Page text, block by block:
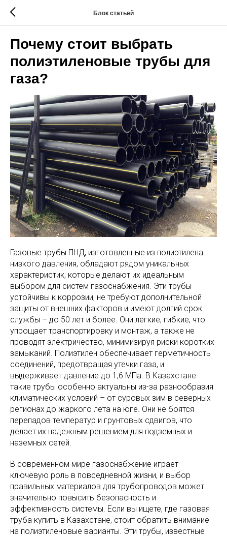
Блок статьей
Почему стоит выбрать
полиэтиленовые трубы для
газа?
Газовые трубы ПНД, изготовленные из полиэтилена
низкого давления, обладают рядом уникальных
характеристик, которые делают их идеальным
выбором для систем газоснабжения. Эти трубы
устойчивы к коррозии, не требуют дополнительной
защиты от внешних факторов и имеют долгий срок
службы – до 50 лет и более. Они легкие, гибкие, что
упрощает транспортировку и монтаж, а также не
проводят электричество, минимизируя риски коротких
замыканий. Полиэтилен обеспечивает герметичность
соединений, предотвращая утечки газа, и
выдерживает давление до 1,6 МПа. В Казахстане
такие трубы особенно актуальны из-за разнообразия
климатических условий – от суровых зим в северных
регионах до жаркого лета на юге. Они не боятся
перепадов температур и грунтовых сдвигов, что
делает их надежным решением для подземных и
наземных сетей.
В современном мире газоснабжение играет
ключевую роль в повседневной жизни, и выбор
правильных материалов для трубопроводов может
значительно повысить безопасность и
эффективность системы. Если вы ищете, где газовая
труба купить в Казахстане, стоит обратить внимание
на полиэтиленовые варианты. Эти трубы, известные